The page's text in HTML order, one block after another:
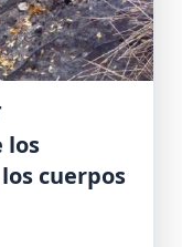
los
cuerpos